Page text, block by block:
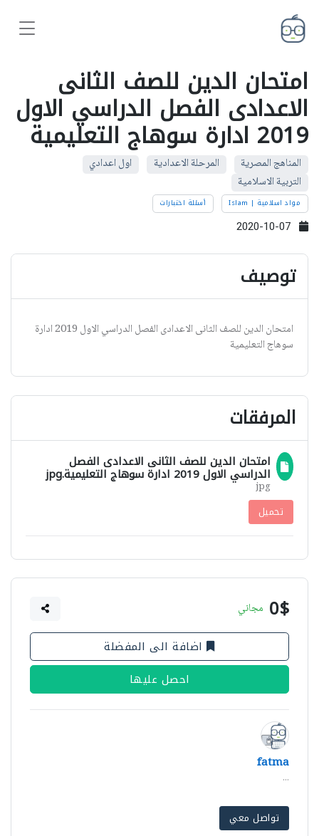
امتحان الدين للصف الثانى
الاعدادى الفصل الدراسي الاول
2019 ادارة سوهاج التعليمية
المناهج المصرية المرحلة الاعدادية
اول اعدادي
التربية الاسلامية
مواد اسلامية | Islam أسئلة اختبارات
توصيف
امتحان الدين للصف الثانى الاعدادى الفصل الدراسي الاول 2019 ادارة
سوهاج التعليمية
المرفقات
امتحان الدين للصف الثانى الاعدادى الفصل
الدراسي الاول 2019 ادارة سوهاج التعليمية.jpg
jpg
تحميل
0$ مجاني
اضافة الى المفضلة
احصل عليها
fatma
...
تواصل معي